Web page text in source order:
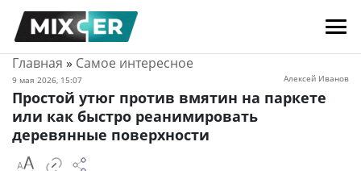
Главная » Самое интересное
9 мая 2026, 15:07 Алексей Иванов
Простой утюг против вмятин на паркете
или как быстро реанимировать
деревянные поверхности